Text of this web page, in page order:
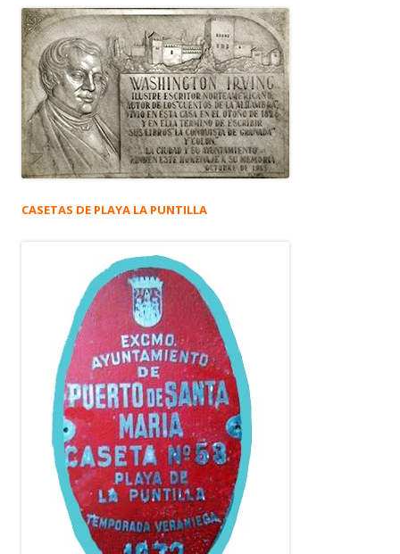
CASETAS DE PLAYA LA PUNTILLA